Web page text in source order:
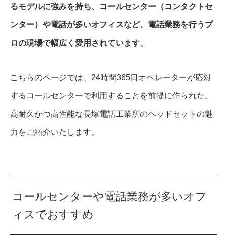
るモデルに強みを持ち、コールセンター（コンタクトセ
ンター）や電話が多いオフィスなど、電話業務を行うプ
ロの現場で幅広く愛用されています。
こちらのページでは、24時間365日オペレーターが応対
するコールセンターで利用することを前提に作られた、
高耐久かつ高性能な長塚電話工業所のヘッドセットの魅
力をご紹介いたします。
コールセンターや電話業務が多いオフ
ィスでおすすめ